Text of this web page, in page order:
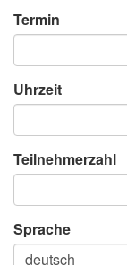
Termin
Uhrzeit
Teilnehmerzahl
Sprache